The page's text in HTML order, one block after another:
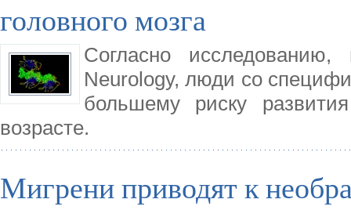
головного мозга
Согласно
Neurology, люди со
большему риску
возрасте.
Мигрени приводят к